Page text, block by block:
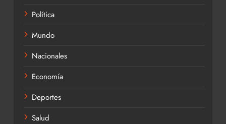
Política
Mundo
Nacionales
Economía
Deportes
Salud